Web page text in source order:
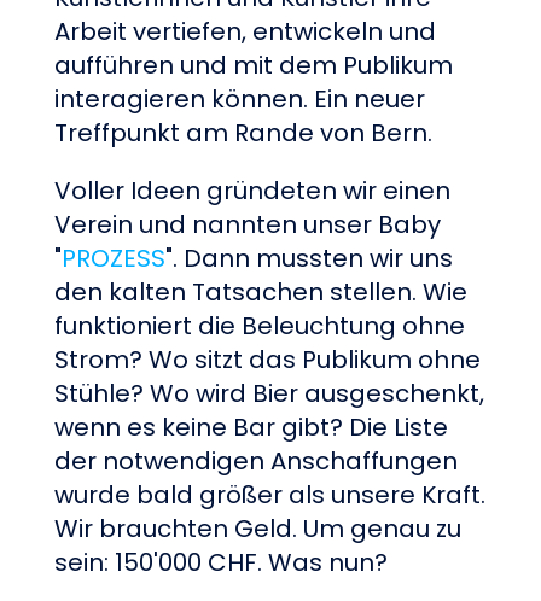
Arbeit vertiefen, entwickeln und
aufführen und mit dem Publikum
interagieren können. Ein neuer
Treffpunkt am Rande von Bern.
Voller Ideen gründeten wir einen
Verein und nannten unser Baby
"PROZESS". Dann mussten wir uns
den kalten Tatsachen stellen. Wie
funktioniert die Beleuchtung ohne
Strom? Wo sitzt das Publikum ohne
Stühle? Wo wird Bier ausgeschenkt,
wenn es keine Bar gibt? Die Liste
der notwendigen Anschaffungen
wurde bald größer als unsere Kraft.
Wir brauchten Geld. Um genau zu
sein: 150'000 CHF. Was nun?